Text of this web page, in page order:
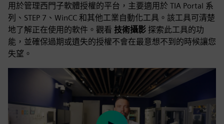
用於管理西門子軟體授權的平台，主要適用於 TIA Portal 系
列、STEP 7、WinCC 和其他工業自動化工具。該工具可清楚
地了解正在使用的軟件。觀看 技術攝影 探索此工具的功
能，並確保過期或遺失的授權不會在最意想不到的時候讓您
失望。